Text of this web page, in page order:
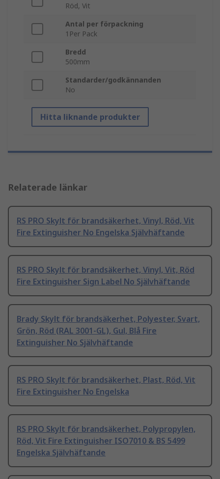
Röd, Vit
Antal per förpackning
1Per Pack
Bredd
500mm
Standarder/godkännanden
No
Hitta liknande produkter
Relaterade länkar
RS PRO Skylt för brandsäkerhet, Vinyl, Röd, Vit
Fire Extinguisher No Engelska Självhäftande
RS PRO Skylt för brandsäkerhet, Vinyl, Vit, Röd
Fire Extinguisher Sign Label No Självhäftande
Brady Skylt för brandsäkerhet, Polyester, Svart,
Grön, Röd (RAL 3001-GL), Gul, Blå Fire
Extinguisher No Självhäftande
RS PRO Skylt för brandsäkerhet, Plast, Röd, Vit
Fire Extinguisher No Engelska
RS PRO Skylt för brandsäkerhet, Polypropylen,
Röd, Vit Fire Extinguisher ISO7010 & BS 5499
Engelska Självhäftande